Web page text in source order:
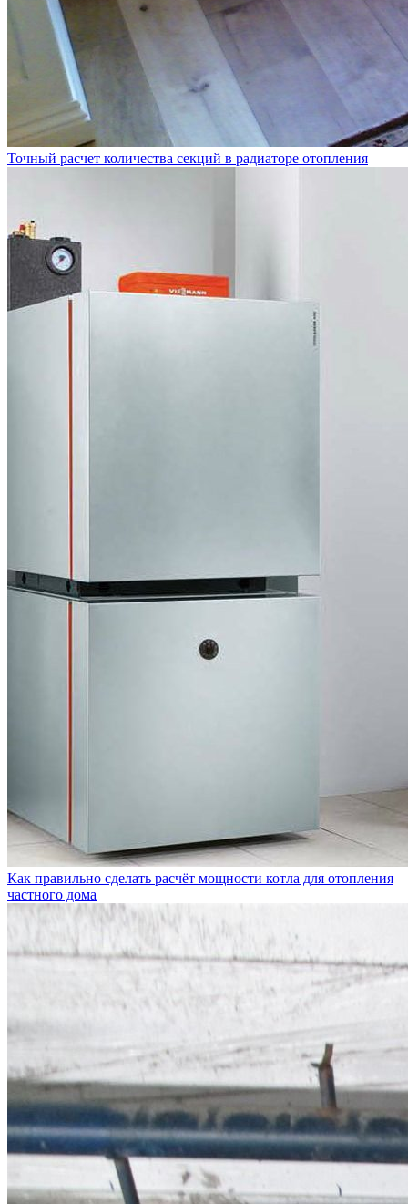
Точный расчет количества секций в радиаторе отопления
Как правильно сделать расчёт мощности котла для отопления
частного дома